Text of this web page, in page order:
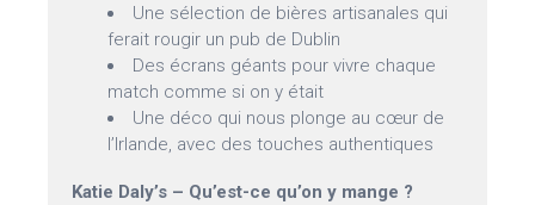
Une sélection de bières artisanales qui
ferait rougir un pub de Dublin
Des écrans géants pour vivre chaque
match comme si on y était
Une déco qui nous plonge au cœur de
l’Irlande, avec des touches authentiques
Katie Daly’s – Qu’est-ce qu’on y mange ?